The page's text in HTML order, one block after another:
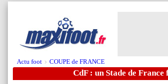
Actu foot > COUPE de FRANCE
CdF : un Stade de